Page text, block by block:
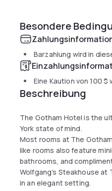
Besondere
Barzahlung wird in
Eine Kaution von100 $
Beschreibung
The Gotham Hotel is the
York state of mind.
Most rooms at The
like rooms also feature
bathrooms, and
Wolfgang’s Steakhouse
in an elegant setting.